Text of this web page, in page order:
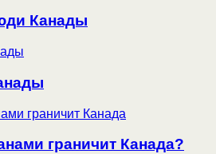
Канады
граничит Канада?